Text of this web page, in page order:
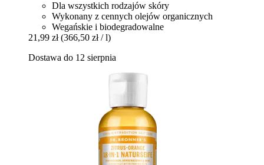
Dla wszystkich rodzajów skóry
Wykonany z cennych olejów organicznych
Wegańskie i biodegradowalne
21,99 zł (366,50 zł / l)
Dostawa do 12 sierpnia